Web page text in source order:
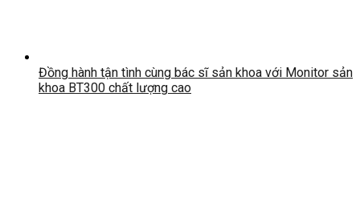
Đồng hành tận tình cùng bác sĩ sản khoa với Monitor sản
khoa BT300 chất lượng cao